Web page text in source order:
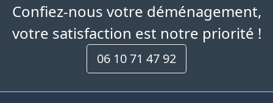
Confiez-nous votre déménagement,
votre satisfaction est notre priorité !
06 10 71 47 92